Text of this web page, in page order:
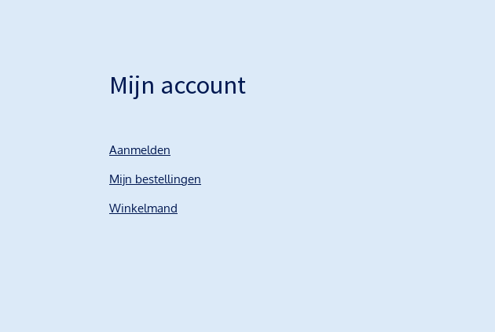
Mijn account
Aanmelden
Mijn bestellingen
Winkelmand